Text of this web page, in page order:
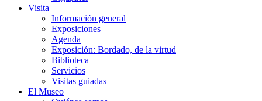
Visita
Información general
Exposiciones
Agenda
Exposición: Bordado, de la virtud
Biblioteca
Servicios
Visitas guiadas
El Museo